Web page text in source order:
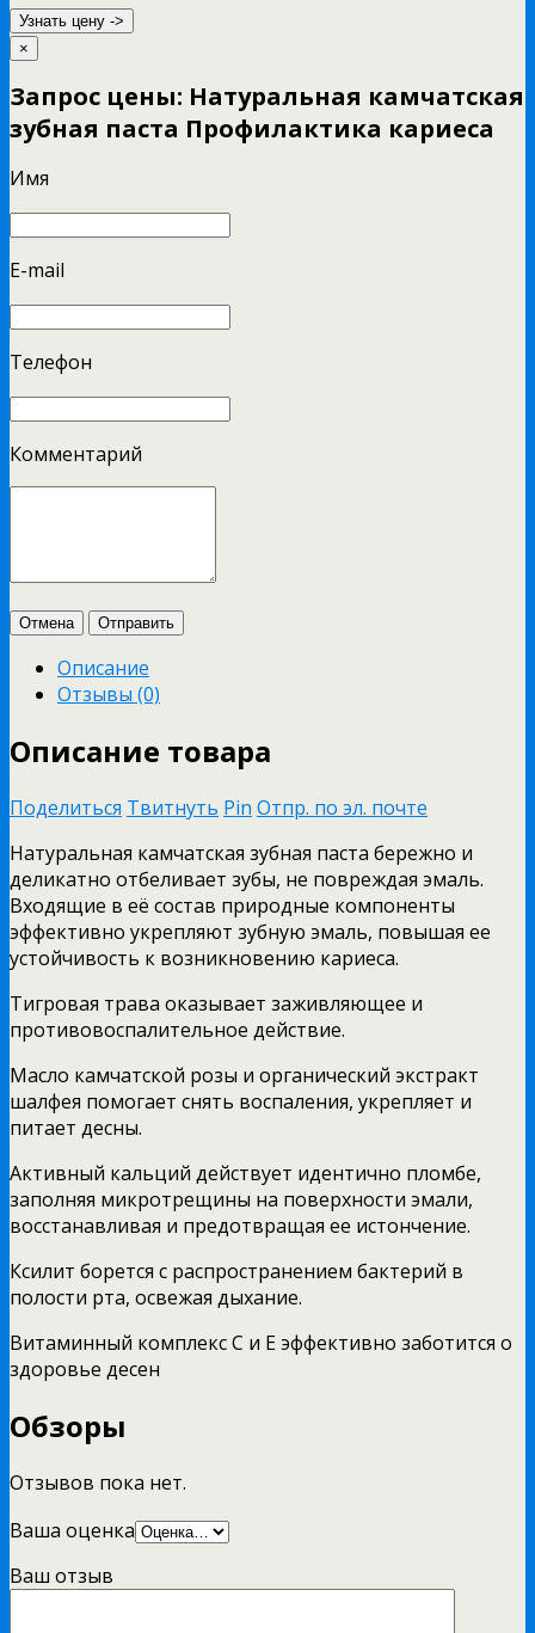
Узнать цену ->
×
Запрос цены: Натуральная камчатская
зубная паста Профилактика кариеса
Имя
E-mail
Телефон
Комментарий
Отмена Отправить
Описание
Отзывы (0)
Описание товара
Поделиться Твитнуть Pin Отпр. по эл. почте
Натуральная камчатская зубная паста бережно и
деликатно отбеливает зубы, не повреждая эмаль.
Входящие в её состав природные компоненты
эффективно укрепляют зубную эмаль, повышая ее
устойчивость к возникновению кариеса.
Тигровая трава оказывает заживляющее и
противовоспалительное действие.
Масло камчатской розы и органический экстракт
шалфея помогает снять воспаления, укрепляет и
питает десны.
Активный кальций действует идентично пломбе,
заполняя микротрещины на поверхности эмали,
восстанавливая и предотвращая ее истончение.
Ксилит борется с распространением бактерий в
полости рта, освежая дыхание.
Витаминный комплекс С и Е эффективно заботится о
здоровье десен
Обзоры
Отзывов пока нет.
Ваша оценка
Ваш отзыв